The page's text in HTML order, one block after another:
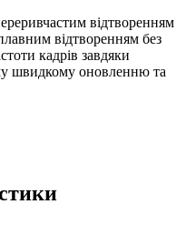
відтворенням
відтворенням без
кадрів завдяки
швидкому оновленню та